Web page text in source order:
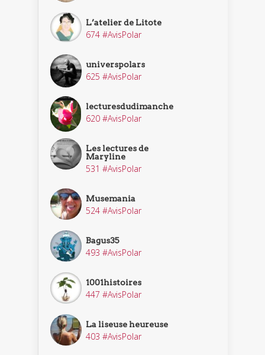
L’atelier de Litote
674 #AvisPolar
universpolars
625 #AvisPolar
lecturesdudimanche
620 #AvisPolar
Les lectures de
Maryline
531 #AvisPolar
Musemania
524 #AvisPolar
Bagus35
493 #AvisPolar
1001histoires
447 #AvisPolar
La liseuse heureuse
403 #AvisPolar